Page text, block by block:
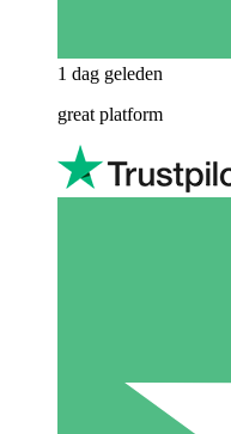
1 dag geleden
great platform